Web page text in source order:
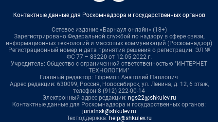
Контактные данные для Роскомнадзора и государственных органов
Сетевое издание «Барнаул онлайн» (18+)
Зарегистрировано Федеральной службой по надзору в сфере связи,
информационных технологий и массовых коммуникаций (Роскомнадзор)
Регистрационный номер и дата принятия решения о регистрации: ЭЛ №
ФС 77 – 83220 от 12.05.2022 г.
Учредитель: Общество с ограниченной ответственностью "ИНТЕРНЕТ
ТЕХНОЛОГИИ"
Главный редактор: Ефремов Анатолий Павлович
Адрес редакции: 630099, Россия, Новосибирск, ул. Ленина, д. 12, 6 этаж,
телефон 8 (912) 222-00-14
Электронный адрес редакции: ngs22@shkulev.ru
Контактные данные для Роскомнадзора и государственных органов:
juristnsk@shkulev.ru
Техподдержка: help@shkulev.ru